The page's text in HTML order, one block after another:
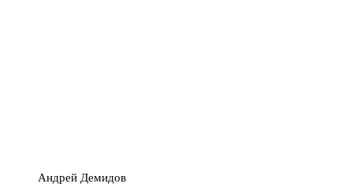
Андрей Демидов